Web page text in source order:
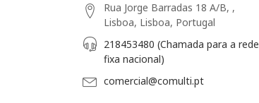
Rua Jorge Barradas 18 A/B, ,
Lisboa, Lisboa, Portugal
218453480 (Chamada para a rede
fixa nacional)
comercial@comulti.pt